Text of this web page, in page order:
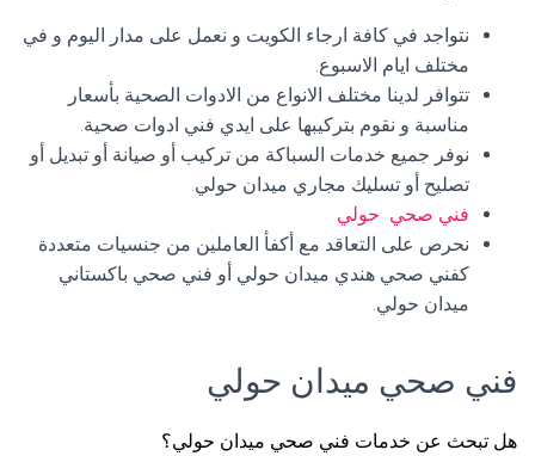
نتواجد في كافة ارجاء الكويت و نعمل على مدار اليوم و في
مختلف ايام الاسبوع.
تتوافر لدينا مختلف الانواع من الادوات الصحية بأسعار
مناسبة و نقوم بتركيبها على ايدي فني ادوات صحية.
نوفر جميع خدمات السباكة من تركيب أو صيانة أو تبديل أو
تصليح أو تسليك مجاري ميدان حولي.
فني صحي حولي
نحرص على التعاقد مع أكفأ العاملين من جنسيات متعددة
كفني صحي هندي ميدان حولي أو فني صحي باكستاني
ميدان حولي.
فني صحي ميدان حولي
هل تبحث عن خدمات فني صحي ميدان حولي؟